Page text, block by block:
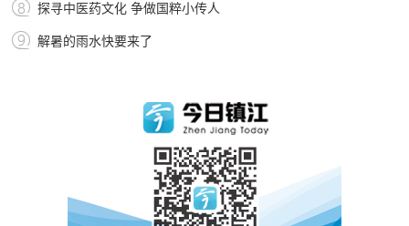
探寻中医药文化 争做国粹小传人
解暑的雨水快要来了